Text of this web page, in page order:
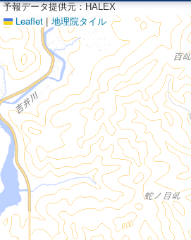
Leaflet | 地理院タイル
予報データ提供元：HALEX